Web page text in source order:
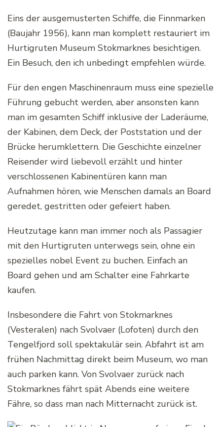
Eins der ausgemusterten Schiffe, die Finnmarken
(Baujahr 1956), kann man komplett restauriert im
Hurtigruten Museum Stokmarknes besichtigen.
Ein Besuch, den ich unbedingt empfehlen würde.
Für den engen Maschinenraum muss eine spezielle
Führung gebucht werden, aber ansonsten kann
man im gesamten Schiff inklusive der Laderäume,
der Kabinen, dem Deck, der Poststation und der
Brücke herumklettern. Die Geschichte einzelner
Reisender wird liebevoll erzählt und hinter
verschlossenen Kabinentüren kann man
Aufnahmen hören, wie Menschen damals an Board
geredet, gestritten oder gefeiert haben.
Heutzutage kann man immer noch als Passagier
mit den Hurtigruten unterwegs sein, ohne ein
spezielles nobel Event zu buchen. Einfach an
Board gehen und am Schalter eine Fahrkarte
kaufen.
Insbesondere die Fahrt von Stokmarknes
(Vesteralen) nach Svolvaer (Lofoten) durch den
Tengelfjord soll spektakulär sein. Abfahrt ist am
frühen Nachmittag direkt beim Museum, wo man
auch parken kann. Von Svolvaer zurück nach
Stokmarknes fährt spät Abends eine weitere
Fähre, so dass man nach Mitternacht zurück ist.